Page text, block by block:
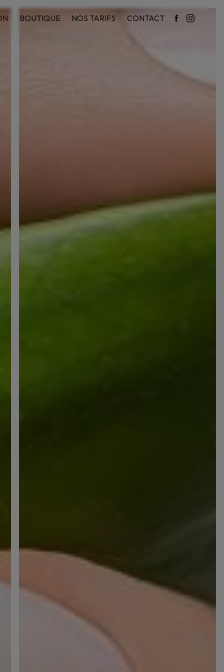
BOUTIQUE NOS TARIFS CONTACT